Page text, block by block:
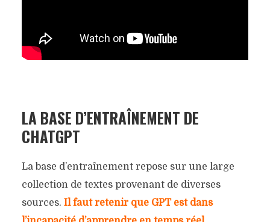
LA BASE D’ENTRAÎNEMENT DE
CHATGPT
La base d’entraînement repose sur une large
collection de textes provenant de diverses
sources. Il faut retenir que GPT est dans